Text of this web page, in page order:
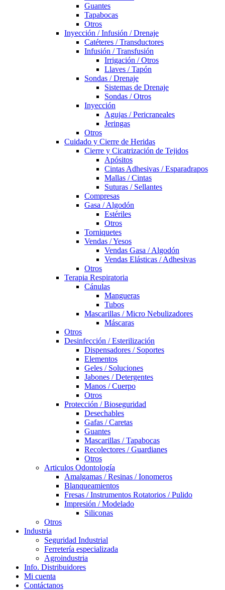
Guantes
Tapabocas
Otros
Inyección / Infusión / Drenaje
Catéteres / Transductores
Infusión / Transfusión
Irrigación / Otros
Llaves / Tapón
Sondas / Drenaje
Sistemas de Drenaje
Sondas / Otros
Inyección
Agujas / Pericraneales
Jeringas
Otros
Cuidado y Cierre de Heridas
Cierre y Cicatrización de Tejidos
Apósitos
Cintas Adhesivas / Esparadrapos
Mallas / Cintas
Suturas / Sellantes
Compresas
Gasa / Algodón
Estériles
Otros
Torniquetes
Vendas / Yesos
Vendas Gasa / Algodón
Vendas Elásticas / Adhesivas
Otros
Terapia Respiratoria
Cánulas
Mangueras
Tubos
Mascarillas / Micro Nebulizadores
Máscaras
Otros
Desinfección / Esterilización
Dispensadores / Soportes
Elementos
Geles / Soluciones
Jabones / Detergentes
Manos / Cuerpo
Otros
Protección / Bioseguridad
Desechables
Gafas / Caretas
Guantes
Mascarillas / Tapabocas
Recolectores / Guardianes
Otros
Articulos Odontología
Amalgamas / Resinas / Ionomeros
Blanqueamientos
Fresas / Instrumentos Rotatorios / Pulido
Impresión / Modelado
Siliconas
Otros
Industria
Seguridad Industrial
Ferretería especializada
Agroindustria
Info. Distribuidores
Mi cuenta
Contáctanos